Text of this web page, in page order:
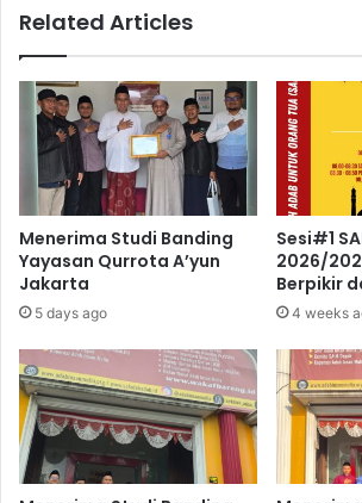
Related Articles
Menerima Studi Banding
Yayasan Qurrota A’yun
Jakarta
5 days ago
Sesi#1
2026/
Berpikir
4 weeks